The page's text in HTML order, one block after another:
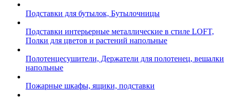
Подставки для бутылок, Бутылочницы
Подставки интерьерные металлические в стиле LOFT,
Полки для цветов и растений напольные
Полотенцесушители, Держатели для полотенец, вешалки
напольные
Пожарные шкафы, ящики, подставки